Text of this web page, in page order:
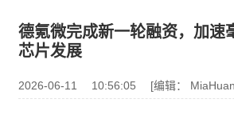
德氪微完成新一轮融资，加速
芯片发展
2026-06-11 10:56:05 [编辑：